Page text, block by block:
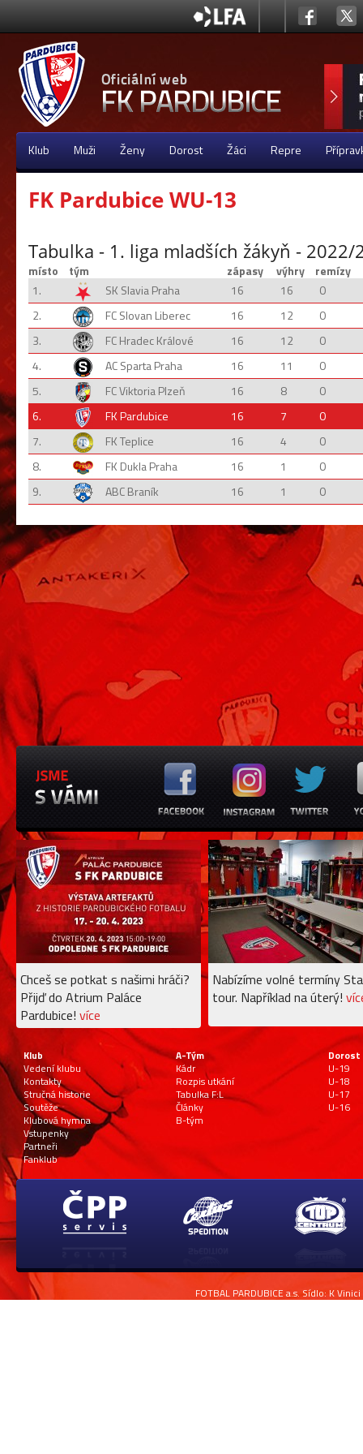
Klub Muži Ženy Dorost Žáci Repre
FK Pardubice WU-13
Tabulka - 1. liga mladších žákyň - 2022/
místo tým zápasy výhry
remízy
1.
SK Slavia Praha 16 16
0
2.
FC Slovan Liberec 16 12
0
3.
FC Hradec Králové 16 12
0
4.
AC Sparta Praha 16 11
0
5.
FC Viktoria Plzeň 16 8
0
6.
FK Pardubice 16 7
0
7.
FK Teplice 16 4
0
8.
FK Dukla Praha 16 1
0
9.
ABC Braník 16 1 0
Chceš se potkat s našimi hráči?
Přijď do Atrium Paláce
Pardubice! více
Nabízíme volné termíny
tour. Například na úterý!
Klub
Vedení klubu
Kontakty
Stručná historie
Soutěže
Klubová hymna
Vstupenky
Partneři
Fanklub
A-Tým
Kádr
Rozpis utkání
Tabulka F:L
Články
B-tým
Dorost
U-19
U-18
U-17
U-16
FOTBAL PARDUBICE a.s. Sídlo: K